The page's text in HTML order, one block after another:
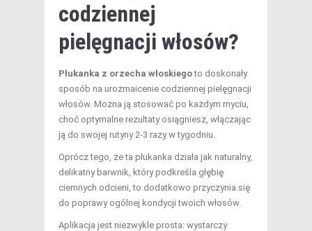
codziennej
pielęgnacji włosów?
Płukanka z orzecha włoskiegoto doskonały
sposób na urozmaicenie codziennej pielęgnacji
włosów. Można ją stosować po każdym myciu,
choć optymalne rezultaty osiągniesz, włączając
ją do swojej rutyny 2-3 razy w tygodniu.
Oprócz tego, że ta płukanka działa jak naturalny,
delikatny barwnik, który podkreśla głębię
ciemnych odcieni, to dodatkowo przyczynia się
do poprawy ogólnej kondycji twoich włosów.
Aplikacja jest niezwykle prosta: wystarczy